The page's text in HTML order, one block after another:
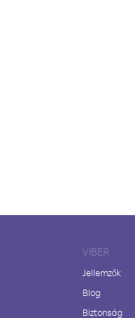
VIBER
Jellemzők
Blog
Biztonság